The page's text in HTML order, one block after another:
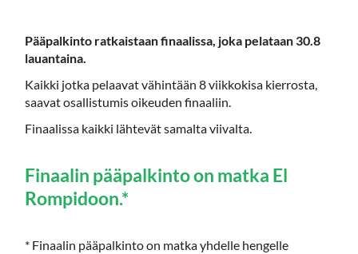
Pääpalkinto ratkaistaan finaalissa, joka pelataan 30.8
lauantaina.
Kaikki jotka pelaavat vähintään 8 viikkokisa kierrosta,
saavat osallistumis oikeuden finaaliin.
Finaalissa kaikki lähtevät samalta viivalta.
Finaalin pääpalkinto on matka El
Rompidoon.*
* Finaalin pääpalkinto on matka yhdelle hengelle